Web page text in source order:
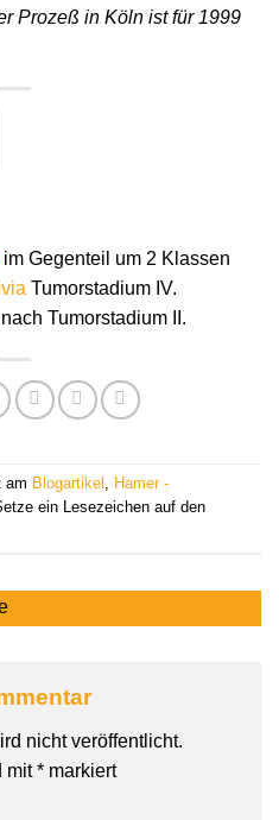
Prozeß in Köln ist für 1999
im Gegenteil um 2 Klassen
Tumorstadium IV.
Tumorstadium II.
am Blogartikel , Hamer -
ein Lesezeichen auf den
nicht veröffentlicht.
mit* markiert